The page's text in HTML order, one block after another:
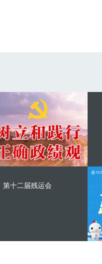
第十二届残运会